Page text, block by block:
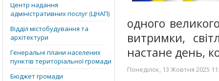
Центр надання
адміністративних послуг (ЦНАП)
Відділ містобудування та
архітектури
Генеральні плани населених
пунктів територіальної громади
Бюджет громади
одного
витримки,
настане день,
Понеділок, 13 Жовтня 2025